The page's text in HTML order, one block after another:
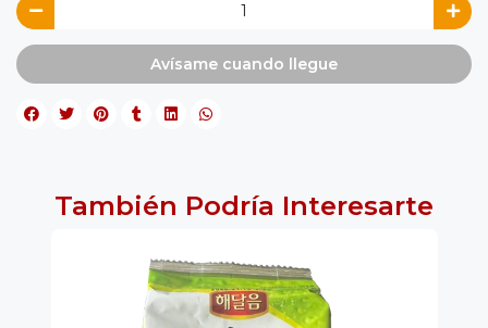
Avísame cuando llegue
También Podría Interesarte